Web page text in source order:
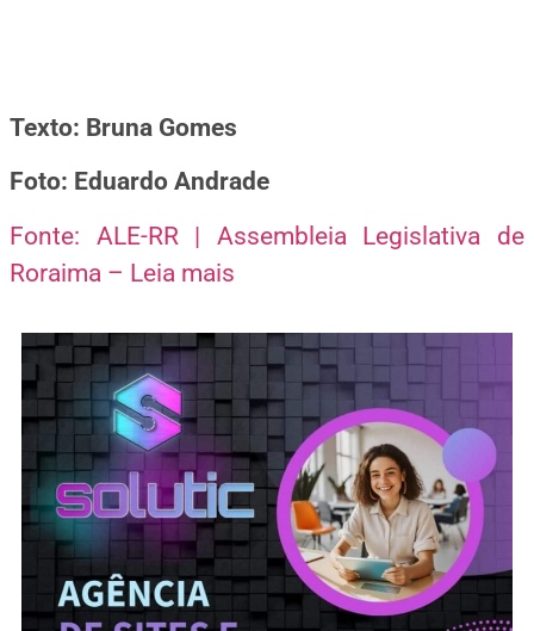
Texto: Bruna Gomes
Foto: Eduardo Andrade
Fonte: ALE-RR | Assembleia Legislativa de
Roraima – Leia mais